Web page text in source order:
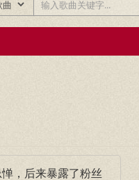
惮，后来暴露了粉丝